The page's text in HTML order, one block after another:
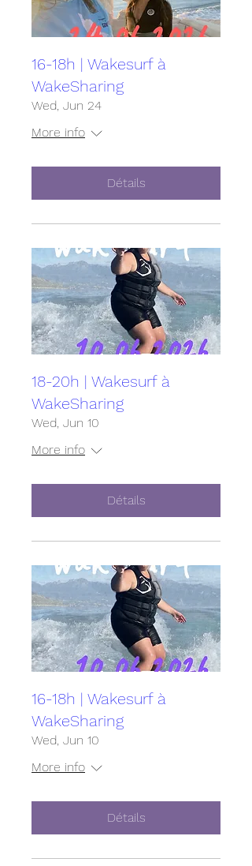
16-18h | Wakesurf à
WakeSharing
Wed, Jun 24
More info
Détails
18-20h | Wakesurf à
WakeSharing
Wed, Jun 10
More info
Détails
16-18h | Wakesurf à
WakeSharing
Wed, Jun 10
More info
Détails